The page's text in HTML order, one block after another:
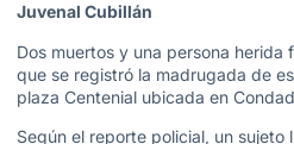
Juvenal Cubillán
Dos muertos y una persona
que se registró la madrugada de
plaza Centenial ubicada en
Según el reporte policial, un